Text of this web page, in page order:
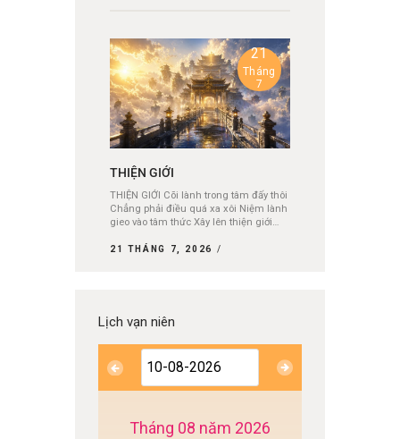
21
Tháng
7
THIỆN GIỚI
THIỆN GIỚI Cõi lành trong tâm đấy thôi
Chẳng phải điều quá xa xôi Niệm lành
gieo vào tâm thức Xây lên thiện giới…
21 THÁNG 7, 2026
Lịch vạn niên
Tháng 08 năm 2026